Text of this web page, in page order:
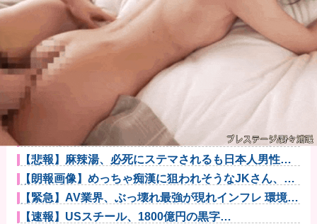
【朗報】ハンターハンター最新話、ベンジャミンが覚
醒して主人公...
【悲報】最新話のモンキー・D・ルフィさん、あまりに
も情けなさ...
次にF2で活躍して順当にF1に上がってきそうな日本人
ドライバ...
【困惑】ひろゆきさんが新党作るって言うけど0か100
みたいな...
彼女に浮気されたワイ（38）、人生を変えるために
「プログラミ...
自衛隊指揮に国産AI、情報収集や分析担わせ迅速な意
なろうの王様キャラって無能ばかりじゃないか？他
パソコン使ってるのに有料のセキュリティソフト入れ
てない人って...
【悲報】麻辣湯、必死にステマされるも日本人男性か
ら見向きもさ...
【朗報画像】めっちゃ痴漢に狙われそうなJKさん、痴
漢を逮捕ｗ...
【緊急】AV業界、ぶっ壊れ最強が現れインフレ 環境崩
壊ｗｗｗ...
【速報】USスチール、1800億円の黒字